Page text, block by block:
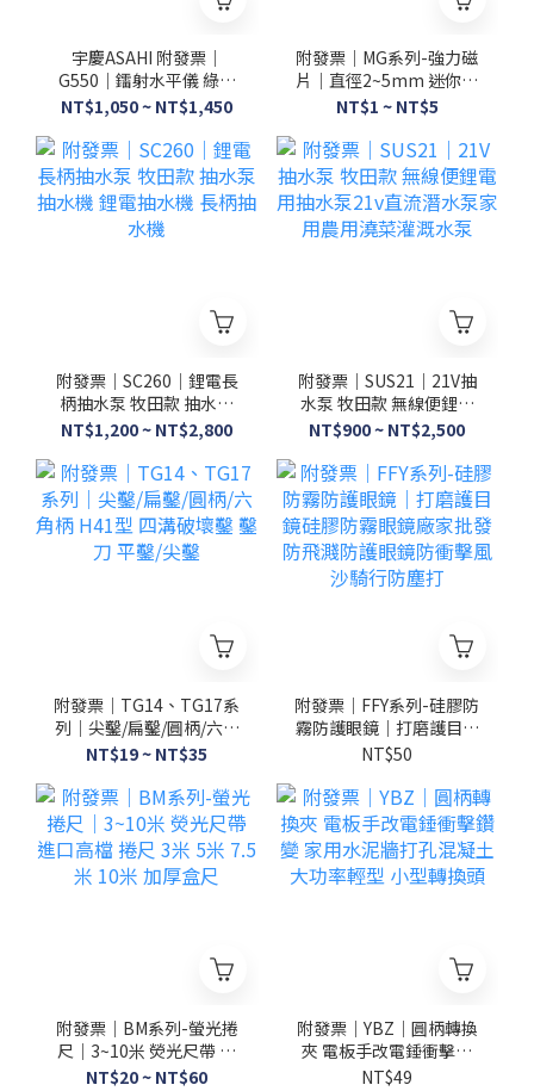
宇慶ASAHI 附發票｜
G550｜鐳射水平儀 綠光
5線 4垂直1水平 雷射水平
NT$1,050 ~ NT$1,450
附發票｜MG系列-強力磁
片｜直徑2~5mm 迷你磁
鐵 小磁鐵 DIY 磁鐵 強磁
NT$1 ~ NT$5
附發票｜SC260｜鋰電長
柄抽水泵 牧田款 抽水泵
抽水機 鋰電抽水機 長柄
NT$1,200 ~ NT$2,800
附發票｜SUS21｜21V抽
水泵 牧田款 無線便鋰電
用抽水泵21v直流潛水泵
NT$900 ~ NT$2,500
附發票｜TG14、TG17系
列｜尖鑿/扁鑿/圓柄/六角
柄 H41型 四溝破壞鑿 鑿
NT$19 ~ NT$35
附發票｜FFY系列-硅膠防
霧防護眼鏡｜打磨護目鏡
硅膠防霧眼鏡廠家批發
沙騎行防塵打
NT$50
附發票｜BM系列-螢光捲
尺｜3~10米 熒光尺帶 進
口高檔 捲尺 3米 5米 7.5
NT$20 ~ NT$60
附發票｜YBZ｜圓柄轉換
夾 電板手改電錘衝擊鑽
變 家用水泥牆打孔混凝
NT$49